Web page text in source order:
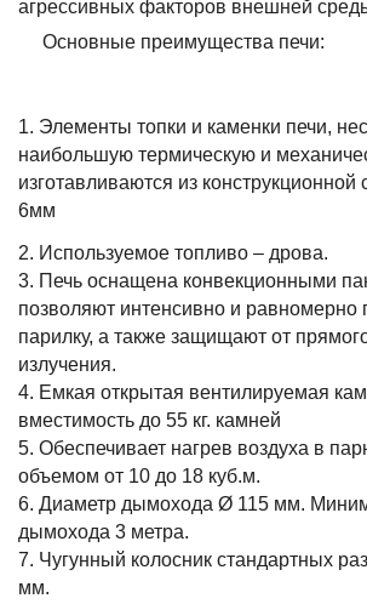
агрессивных факторов внешней
Основные преимущества печи:
1. Элементы топки и каменки печи,
наибольшую термическую и
изготавливаются из конструкционной
6мм
2. Используемое топливо – дрова.
3. Печь оснащена конвекционными
позволяют интенсивно и равномерно
парилку, а также защищают от
излучения.
4. Емкая открытая вентилируемая
вместимость до 55 кг. камней
5. Обеспечивает нагрев воздуха в
объемом от 10 до 18 куб.м.
6. Диаметр дымохода Ø 115 мм.
дымохода 3 метра.
7. Чугунный колосник стандартных
мм.